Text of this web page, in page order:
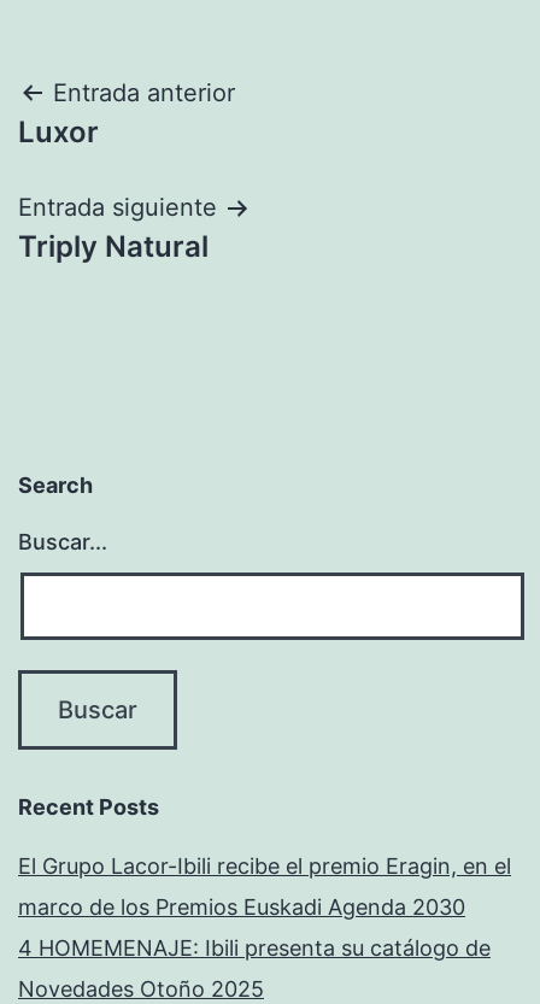
Navegación
de
entradas
Entrada anterior
Luxor
Entrada siguiente
Triply Natural
Search
Buscar...
Recent Posts
El Grupo Lacor-Ibili recibe el premio Eragin, en el
marco de los Premios Euskadi Agenda 2030
4 HOMEMENAJE: Ibili presenta su catálogo de
Novedades Otoño 2025